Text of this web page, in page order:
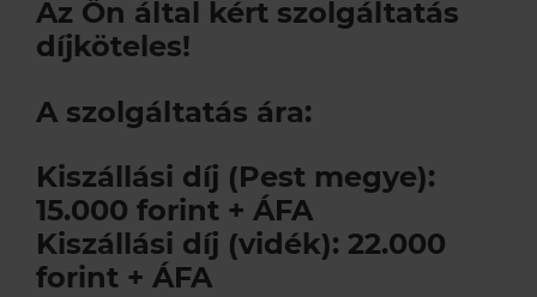
Akciók
Támogatások
Kapcsolatfelvételi űrlap
Műszaki, értékesítési tanácsadás
Szerviz szolgáltatások
Szolgáltatás megrendelés
Lakossági szerviz
A Remeha
Cégtörténet
Elérhetőségeink
Az Ön által kért szolgáltatás
díjköteles!
A szolgáltatás ára:
Kiszállási díj (Pest megye):
15.000 forint + ÁFA
Kiszállási díj (vidék): 22.000
forint + ÁFA